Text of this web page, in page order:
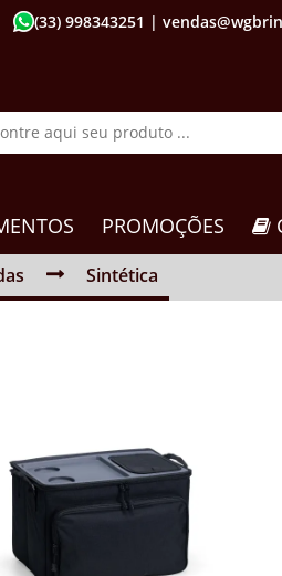
(33) 998343251 |
PROMOÇÕES
Sintética